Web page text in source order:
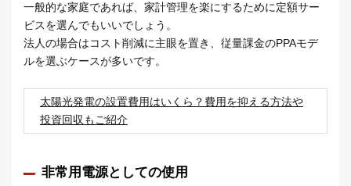
一般的な家庭であれば、家計管理を楽にするために定額サー
ビスを選んでもいいでしょう。
法人の場合はコスト削減に主眼を置き、従量課金のPPAモデ
ルを選ぶケースが多いです。
太陽光発電の設置費用はいくら？費用を抑える方法や
投資回収もご紹介
非常用電源としての使用